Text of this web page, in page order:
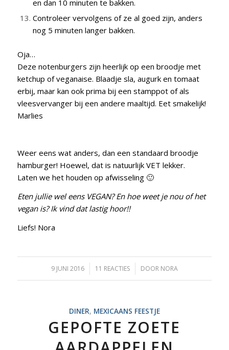
en dan 10 minuten te bakken.
Controleer vervolgens of ze al goed zijn, anders
nog 5 minuten langer bakken.
Oja…
Deze notenburgers zijn heerlijk op een broodje met
ketchup of veganaise. Blaadje sla, augurk en tomaat
erbij, maar kan ook prima bij een stamppot of als
vleesvervanger bij een andere maaltijd. Eet smakelijk!
Marlies
Weer eens wat anders, dan een standaard broodje
hamburger! Hoewel, dat is natuurlijk VET lekker.
Laten we het houden op afwisseling 🙂
Eten jullie wel eens VEGAN? En hoe weet je nou of het
vegan is? Ik vind dat lastig hoor!!
Liefs! Nora
9 JUNI 2016
/ 11 REACTIES
/ DOOR NORA
DINER, MEXICAANS FEESTJE
GEPOFTE ZOETE